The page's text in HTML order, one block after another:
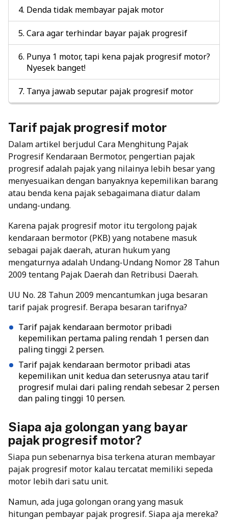
Denda tidak membayar pajak motor
Cara agar terhindar bayar pajak progresif
Punya 1 motor, tapi kena pajak progresif motor?
Nyesek banget!
Tanya jawab seputar pajak progresif motor
Tarif pajak progresif motor
Dalam artikel berjudul Cara Menghitung Pajak
Progresif Kendaraan Bermotor, pengertian pajak
progresif adalah pajak yang nilainya lebih besar yang
menyesuaikan dengan banyaknya kepemilikan barang
atau benda kena pajak sebagaimana diatur dalam
undang-undang.
Karena pajak progresif motor itu tergolong pajak
kendaraan bermotor (PKB) yang notabene masuk
sebagai pajak daerah, aturan hukum yang
mengaturnya adalah Undang-Undang Nomor 28 Tahun
2009 tentang Pajak Daerah dan Retribusi Daerah.
UU No. 28 Tahun 2009 mencantumkan juga besaran
tarif pajak progresif. Berapa besaran tarifnya?
Tarif pajak kendaraan bermotor pribadi
kepemilikan pertama paling rendah 1 persen dan
paling tinggi 2 persen.
Tarif pajak kendaraan bermotor pribadi atas
kepemilikan unit kedua dan seterusnya atau tarif
progresif mulai dari paling rendah sebesar 2 persen
dan paling tinggi 10 persen.
Siapa aja golongan yang bayar
pajak progresif motor?
Siapa pun sebenarnya bisa terkena aturan membayar
pajak progresif motor kalau tercatat memiliki sepeda
motor lebih dari satu unit.
Namun, ada juga golongan orang yang masuk
hitungan pembayar pajak progresif. Siapa aja mereka?